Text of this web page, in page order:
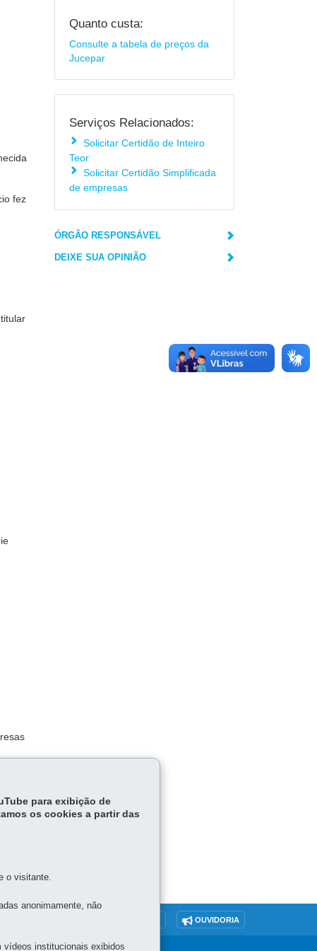
fez
como
Quanto custa:
Consulte a tabela de preços da
Jucepar
Serviços Relacionados:
Solicitar Certidão de Inteiro
Teor
Solicitar Certidão Simplificada
de empresas
ÓRGÃO RESPONSÁVEL
DEIXE SUA OPINIÃO
OUVIDORIA
para exibição de
os cookies a partir das
o visitante.
anonimamente, não
vídeos institucionais exibidos